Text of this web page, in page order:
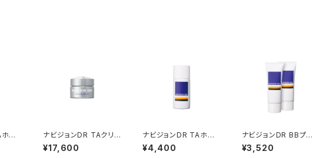
ワ
ナビジョンDR TAクリ
ームAAｎ
¥17,600
ナビジョンDR TAホワ
イトプロテクトUV
¥4,400
ナビジョンDR BBプロ
テクトUV
¥3,520